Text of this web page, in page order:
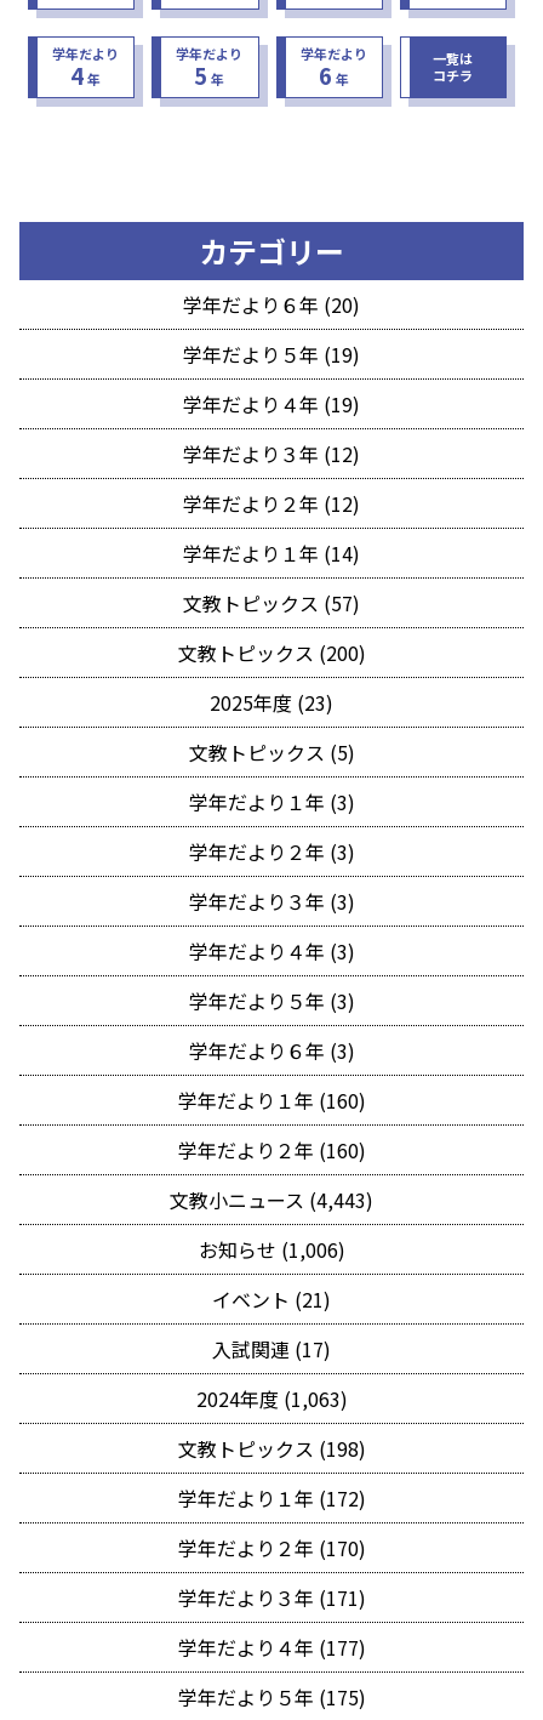
学年だより
4年
学年だより
5 年
学年だより
6 年
一覧は
コチラ
カテゴリー
学年だより６年 (20)
学年だより５年 (19)
学年だより４年 (19)
学年だより３年 (12)
学年だより２年 (12)
学年だより１年 (14)
文教トピックス (57)
文教トピックス (200)
2025年度 (23)
文教トピックス (5)
学年だより１年 (3)
学年だより２年 (3)
学年だより３年 (3)
学年だより４年 (3)
学年だより５年 (3)
学年だより６年 (3)
学年だより１年 (160)
学年だより２年 (160)
文教小ニュース (4,443)
お知らせ (1,006)
イベント (21)
入試関連 (17)
2024年度 (1,063)
文教トピックス (198)
学年だより１年 (172)
学年だより２年 (170)
学年だより３年 (171)
学年だより４年 (177)
学年だより５年 (175)